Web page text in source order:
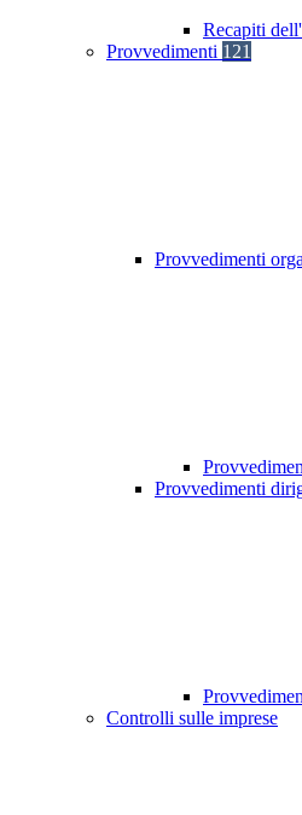
Recapiti
Provvedimenti 121
Provvedimenti
Provvedimenti
Controlli sulle imprese